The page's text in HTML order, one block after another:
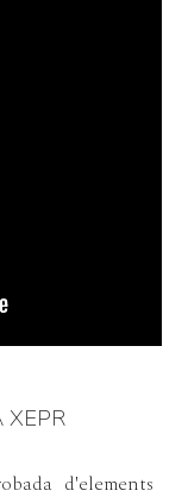
XEPR
d'elements